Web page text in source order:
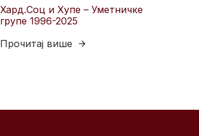
Хард.Соц и Хyпе – Уметничке
групе 1996-2025
Прочитај више